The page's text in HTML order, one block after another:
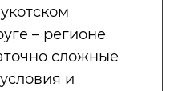
– регионе
сложные
и